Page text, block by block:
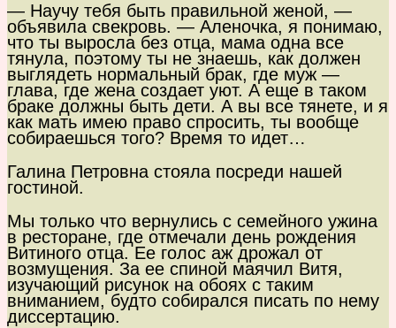
— Научу тебя быть правильной женой, —
объявила свекровь. — Аленочка, я понимаю,
что ты выросла без отца, мама одна все
тянула, поэтому ты не знаешь, как должен
выглядеть нормальный брак, где муж —
глава, где жена создает уют. А еще в таком
браке должны быть дети. А вы все тянете, и я
как мать имею право спросить, ты вообще
собираешься того? Время то идет…
Галина Петровна стояла посреди нашей
гостиной.
Мы только что вернулись с семейного ужина
в ресторане, где отмечали день рождения
Витиного отца. Ее голос аж дрожал от
возмущения. За ее спиной маячил Витя,
изучающий рисунок на обоях с таким
вниманием, будто собирался писать по нему
диссертацию.